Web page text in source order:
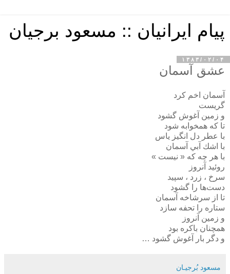
پیام ایرانیان :: مسعود برجیان
۱۳۸۳/۰۲/۰۴
عشق آسمان
آسمان اخم كرد
گريست
و زمين آغوش گشود
تا كه همخوابه شود
با عطر دل انگيز ياس
با اشك آبي آسمان
با هر چه كه « نيست »
روئيد آنروز
سرخ ، زرد ، سپيد
دست‌ها را گشود
تا از سرشاخه آسمان
ستاره را تحفه سازد
و زمين آنروز
همچنان باكره بود
و دگر بار آغوش گشود …
مسعود بُرجيـان